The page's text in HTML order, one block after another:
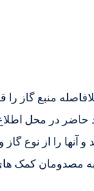
منبع گاز را
حاضر در محل
آنها را از نوع
کمک های